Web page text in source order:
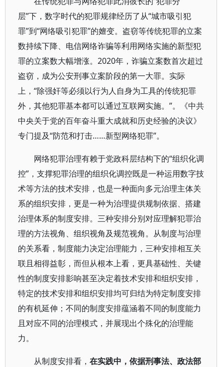
层”下，数字时代的犯罪规律经历了从“城市吸引犯
罪”到“网络吸引犯罪”的嬗变。盗窃等传统犯罪的立案
数持续下降、电信网络诈骗等利用网络实施的新型犯
罪的立案数大幅增涨。2020年，诈骗立案数首次超过
盗窃，成为公安刑事立案阶段的第一大罪。实际
上，“除强奸等必须以行为人自身为工具的传统犯罪
外，其他犯罪基本都可以通过互联网实施。”。《中共
中央关于党的百年奋斗重大成就和历史经验的决议》
专门提及“防范和打击……新型网络犯罪”。
网络犯罪治理有赖于党政科层结构下的“组织化调
控”，支撑犯罪治理的组织化调控既是一种运用数字技
术等方法的技术安排，也是一种面向多元治理主体关
系的组织安排，更是一种为治理提供规制依据、搭建
治理体系的制度安排。三种安排分别对应理解犯罪治
理的方法视角、组织视角及规范视角。从制度与治理
的关系看，制度能力决定治理能力，三种安排相互关
联且相得益彰，而但从根本上看，更具基础性、关键
性的制度安排影响甚至决定着技术安排和组织安排，
特定的技术安排和组织安排均可归结为特定制度安排
的有机延伸；不同的制度安排蕴涵着不同的制度能力
且对应不同的治理模式，并展现出个殊化的治理能
力。
从制度安排看， 在实践中，依据刑事法、政法部